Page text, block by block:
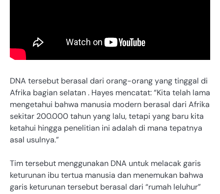
DNA tersebut berasal dari orang-orang yang tinggal di
Afrika bagian selatan . Hayes mencatat: “Kita telah lama
mengetahui bahwa manusia modern berasal dari Afrika
sekitar 200.000 tahun yang lalu, tetapi yang baru kita
ketahui hingga penelitian ini adalah di mana tepatnya
asal usulnya.”
Tim tersebut menggunakan DNA untuk melacak garis
keturunan ibu tertua manusia dan menemukan bahwa
garis keturunan tersebut berasal dari “rumah leluhur”